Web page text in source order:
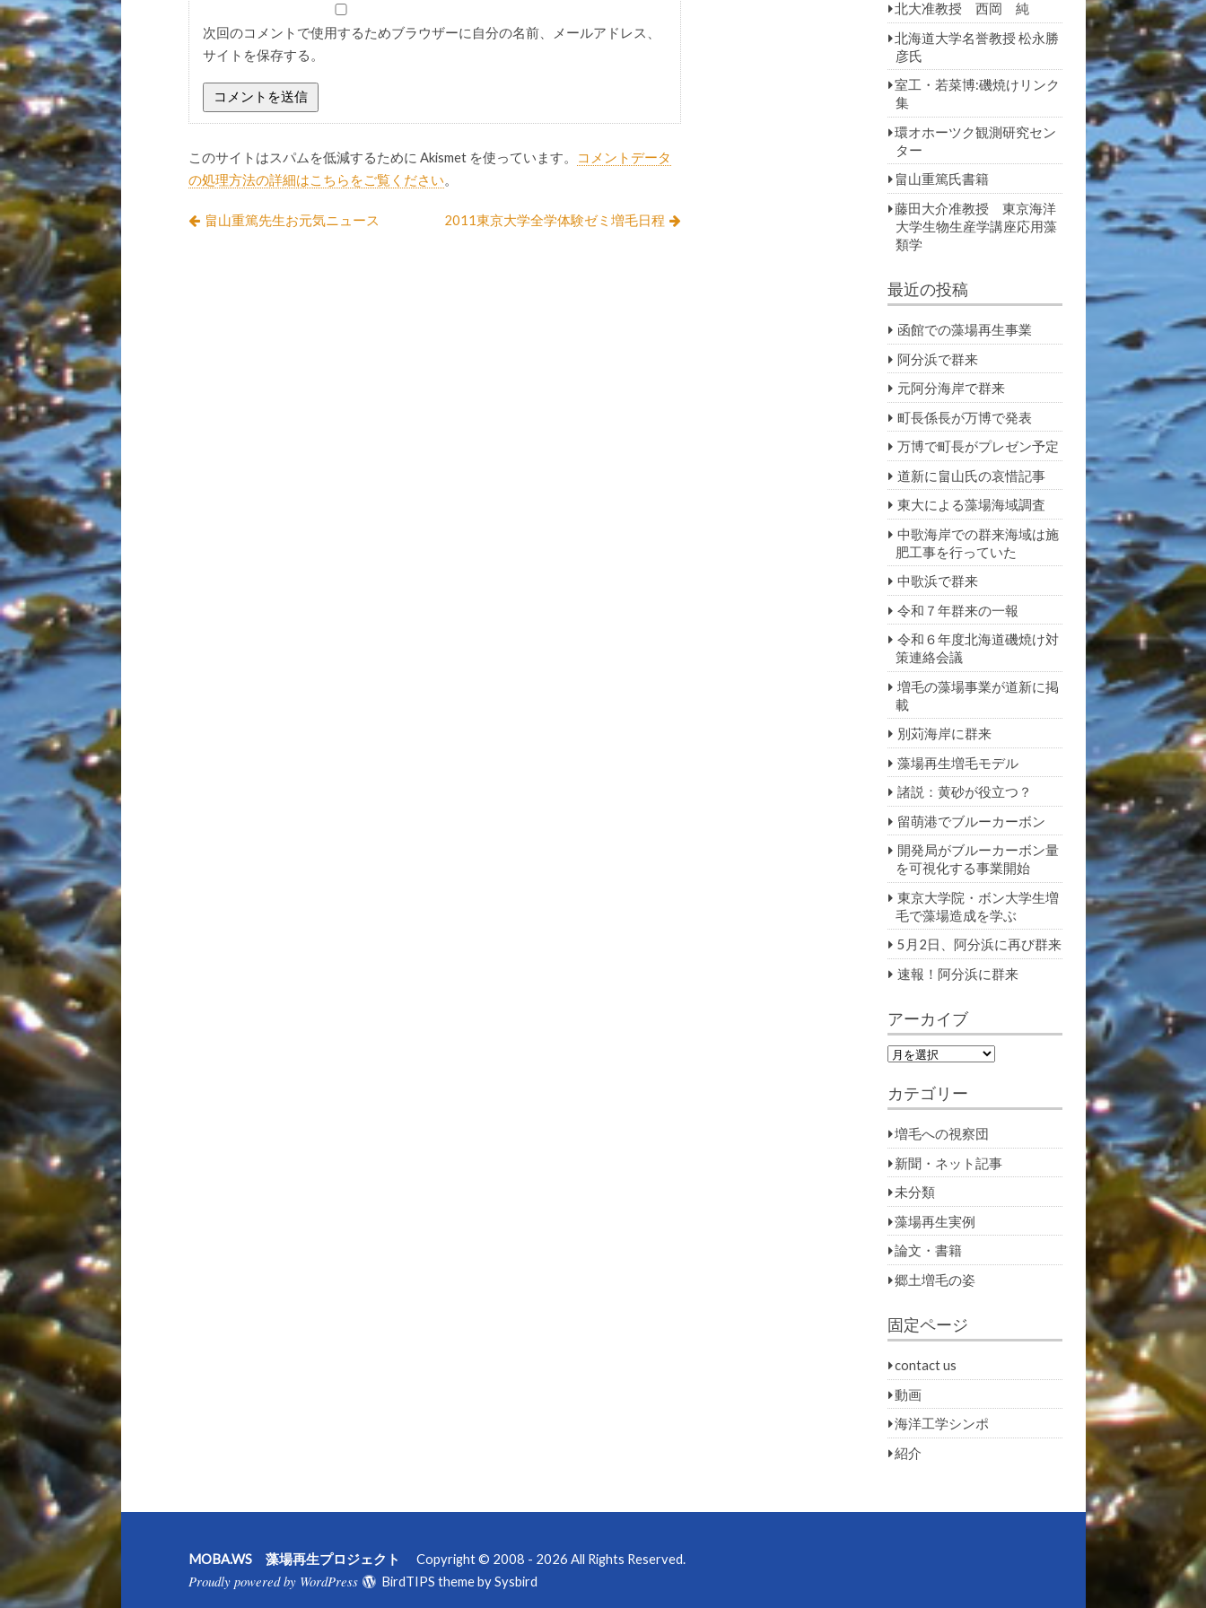
次回のコメントで使用するためブラウザーに自分の名前、メールアドレス、
サイトを保存する。
このサイトはスパムを低減するために Akismet を使っています。
コメントデータ
の処理方法の詳細はこちらをご覧ください。
畠山重篤先生お元気ニュース 2011東京大学全学体験ゼミ増毛日程
北大准教授 西岡 純
北海道大学名誉教授 松永勝
彦氏
室工・若菜博:磯焼けリンク
集
環オホーツク観測研究セン
ター
畠山重篤氏書籍
藤田大介准教授 東京海洋
大学生物生産学講座応用藻
類学
最近の投稿
函館での藻場再生事業
阿分浜で群来
元阿分海岸で群来
町長係長が万博で発表
万博で町長がプレゼン予定
道新に畠山氏の哀惜記事
東大による藻場海域調査
中歌海岸での群来海域は施
肥工事を行っていた
中歌浜で群来
令和７年群来の一報
令和６年度北海道磯焼け対
策連絡会議
増毛の藻場事業が道新に掲
載
別苅海岸に群来
藻場再生増毛モデル
諸説：黄砂が役立つ？
留萌港でブルーカーボン
開発局がブルーカーボン量
を可視化する事業開始
東京大学院・ボン大学生増
毛で藻場造成を学ぶ
5月2日、阿分浜に再び群来
速報！阿分浜に群来
アーカイブ
ア
カ
イ
ブ
カテゴリー
増毛への視察団
新聞・ネット記事
未分類
藻場再生実例
論文・書籍
郷土増毛の姿
固定ページ
contact us
動画
海洋工学シンポ
紹介
MOBA.WS 藻場再生プロジェクト Copyright © 2008 - 2026 All Rights Reserved.
Proudly powered by WordPress BirdTIPS theme bySysbird